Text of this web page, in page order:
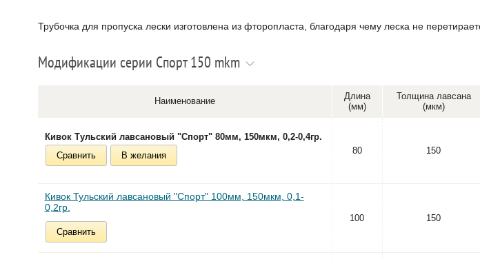
Трубочка для пропуска лески изготовлена из фторопласта, благодаря чему леска не
Модификации серии Спорт 150 mkm
Наименование
Длина
(мм)
Толщина лавсана
(мкм)
Кивок Тульский лавсановый "Спорт" 80мм, 150мкм, 0,2-0,4гр.
Сравнить
В желания 80 150
Кивок Тульский лавсановый "Спорт" 100мм, 150мкм, 0,1-
0,2гр.
Сравнить
100 150